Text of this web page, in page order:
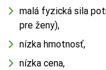
malá fyzická sila
pre ženy),
nízka hmotnosť,
nízka cena,